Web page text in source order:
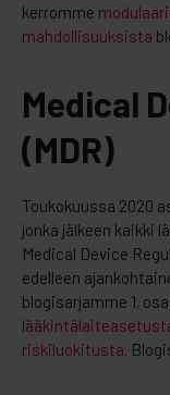
kerromme
mahdollisuuksista
Medical
(MDR)
Toukokuussa 2020
jonka jälkeen kaikki
Medical Device
edelleen
blogisarjamme 1.
riskiluokitusta.